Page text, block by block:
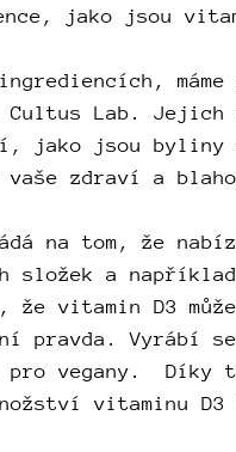
jako jsou
Lab. Jejich
jako jsou
vaše zdraví a
na tom, že
složek a
vitamin D3
pravda. Vyrábí
vegany.  Díky
vitaminu